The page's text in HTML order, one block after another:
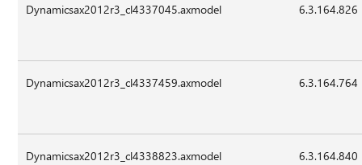
Dynamicsax2012r3_cl4337045.axmodel 6.3.164.826
Dynamicsax2012r3_cl4337459.axmodel 6.3.164.764
Dynamicsax2012r3_cl4338823.axmodel 6.3.164.840